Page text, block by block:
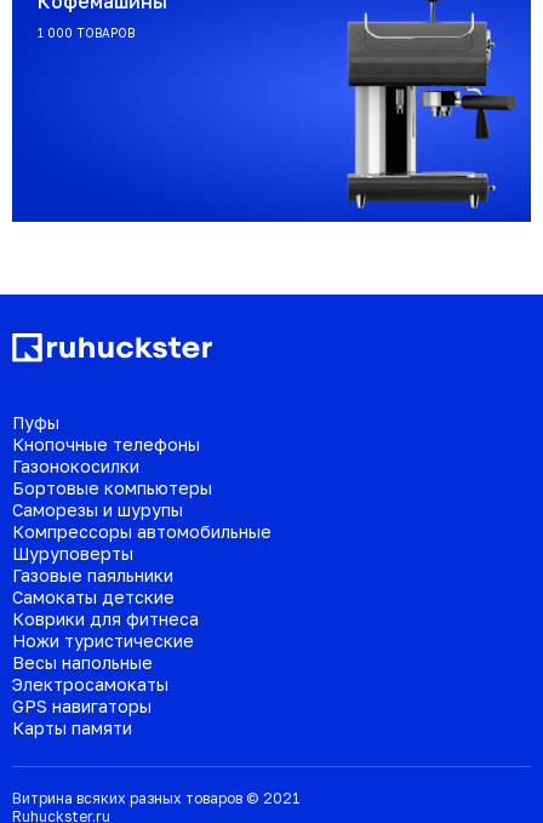
1 000 ТОВАРОВ
Пуфы
Кнопочные телефоны
Газонокосилки
Бортовые компьютеры
Саморезы и шурупы
Компрессоры автомобильные
Шуруповерты
Газовые паяльники
Самокаты детские
Коврики для фитнеса
Ножи туристические
Весы напольные
Электросамокаты
GPS навигаторы
Карты памяти
Витрина всяких разных товаров © 2021
Ruhuckster.ru